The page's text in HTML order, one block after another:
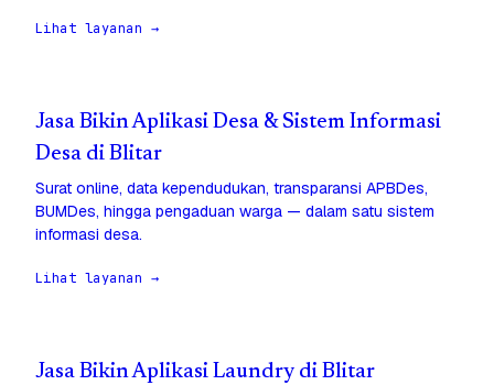
Lihat layanan →
Jasa Bikin Aplikasi Desa & Sistem Informasi
Desa di Blitar
Surat online, data kependudukan, transparansi APBDes,
BUMDes, hingga pengaduan warga — dalam satu sistem
informasi desa.
Lihat layanan →
Jasa Bikin Aplikasi Laundry di Blitar